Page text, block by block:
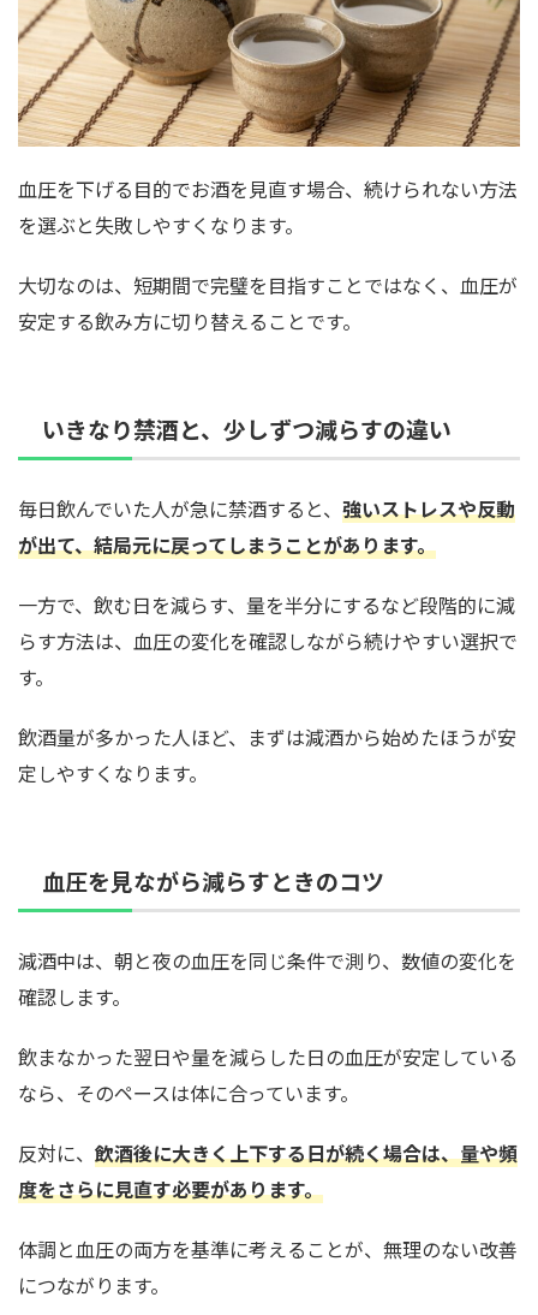
血圧を下げる目的でお酒を見直す場合、続けられない方法
を選ぶと失敗しやすくなります。
大切なのは、短期間で完璧を目指すことではなく、血圧が
安定する飲み方に切り替えることです。
いきなり禁酒と、少しずつ減らすの違い
毎日飲んでいた人が急に禁酒すると、 強いストレスや反動
が出て、結局元に戻ってしまうことがあります。
一方で、飲む日を減らす、量を半分にするなど段階的に減
らす方法は、血圧の変化を確認しながら続けやすい選択で
す。
飲酒量が多かった人ほど、まずは減酒から始めたほうが安
定しやすくなります。
血圧を見ながら減らすときのコツ
減酒中は、朝と夜の血圧を同じ条件で測り、数値の変化を
確認します。
飲まなかった翌日や量を減らした日の血圧が安定している
なら、そのペースは体に合っています。
反対に、 飲酒後に大きく上下する日が続く場合は、量や頻
度をさらに見直す必要があります。
体調と血圧の両方を基準に考えることが、無理のない改善
につながります。